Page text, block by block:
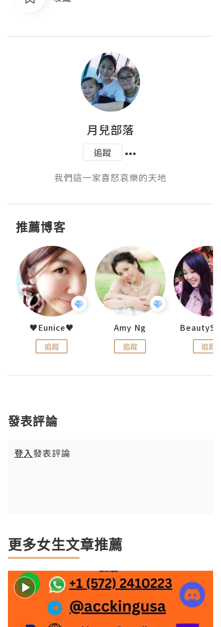
月兒部落
追蹤
我們這一家喜怒哀樂的天地
推薦博客
♥Eunice♥
追蹤
Amy Ng
追蹤 追蹤
發表評論
登入發表評論
更多女生文章推薦